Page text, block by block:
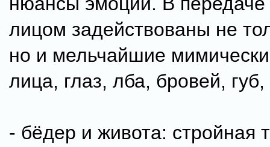
лицом задействованы не
но и мельчайшие
лица, глаз, лба, бровей,
- бёдер и живота: стройная